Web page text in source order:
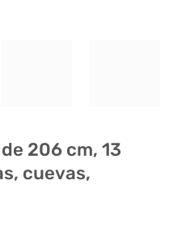
206 cm, 13
cuevas,